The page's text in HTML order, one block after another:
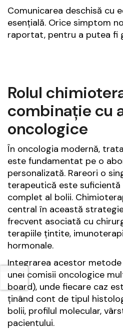
Comunicarea deschisă cu
esențială. Orice simptom
raportat, pentru a putea fi
Rolul
combinație cu
oncologice
În oncologia modernă,
este fundamentat pe o
personalizată. Rareori o
terapeutică este
complet al bolii.
central în această
frecvent asociată cu
terapiile țintite,
hormonale.
Integrarea acestor
unei comisii oncologice
board), unde fiecare caz
ținând cont de tipul
bolii, profilul molecular,
pacientului.